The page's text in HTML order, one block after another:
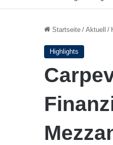
Startseite / Aktuell /
Highlights